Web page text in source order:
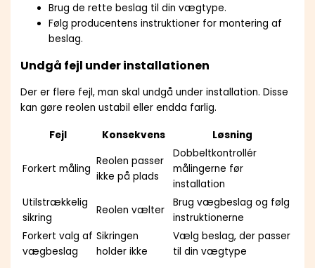
Brug de rette beslag til din vægtype.
Følg producentens instruktioner for montering af
beslag.
Undgå fejl under installationen
Der er flere fejl, man skal undgå under installation. Disse
kan gøre reolen ustabil eller endda farlig.
Fejl Konsekvens Løsning
Forkert måling
Reolen passer
ikke på plads
Dobbeltkontrollér
målingerne før
installation
Utilstrækkelig
sikring
Reolen vælter
Brug vægbeslag og følg
instruktionerne
Forkert valg af
vægbeslag
Sikringen
holder ikke
Vælg beslag, der passer
til din vægtype